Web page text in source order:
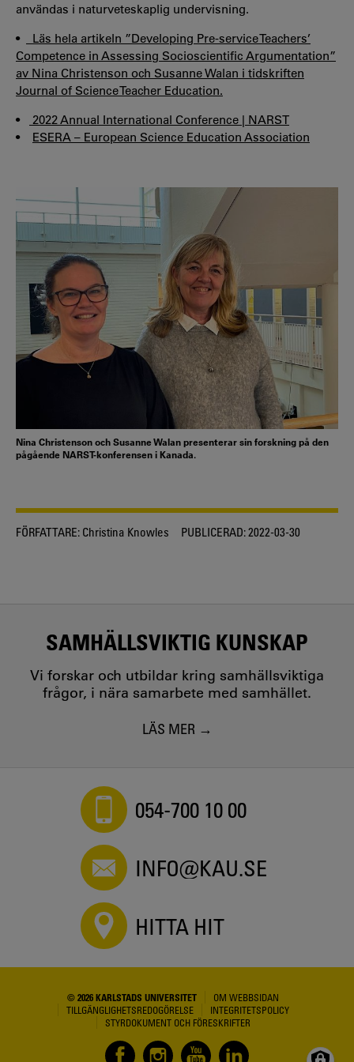
användas i naturveteskaplig undervisning.
•
Läs hela artikeln ”Developing Pre-service Teachers’
Competence in Assessing Socioscientific Argumentation”
av Nina Christenson och Susanne Walan i tidskriften
Journal of Science Teacher Education.
•
2022 Annual International Conference | NARST
• ESERA – European Science Education Association
Nina Christenson och Susanne Walan presenterar sin forskning på den
pågående NARST-konferensen i Kanada.
FÖRFATTARE: Christina Knowles PUBLICERAD:2022-03-30
SAMHÄLLSVIKTIG KUNSKAP
Vi forskar och utbildar kring samhällsviktiga
frågor, i nära samarbete med samhället.
LÄS MER
054-700 10 00
INFO@KAU.SE
HITTA HIT
© 2026 KARLSTADS UNIVERSITET
OM WEBBSIDAN
TILLGÄNGLIGHETSREDOGÖRELSE
INTEGRITETSPOLICY
STYRDOKUMENT OCH FÖRESKRIFTER